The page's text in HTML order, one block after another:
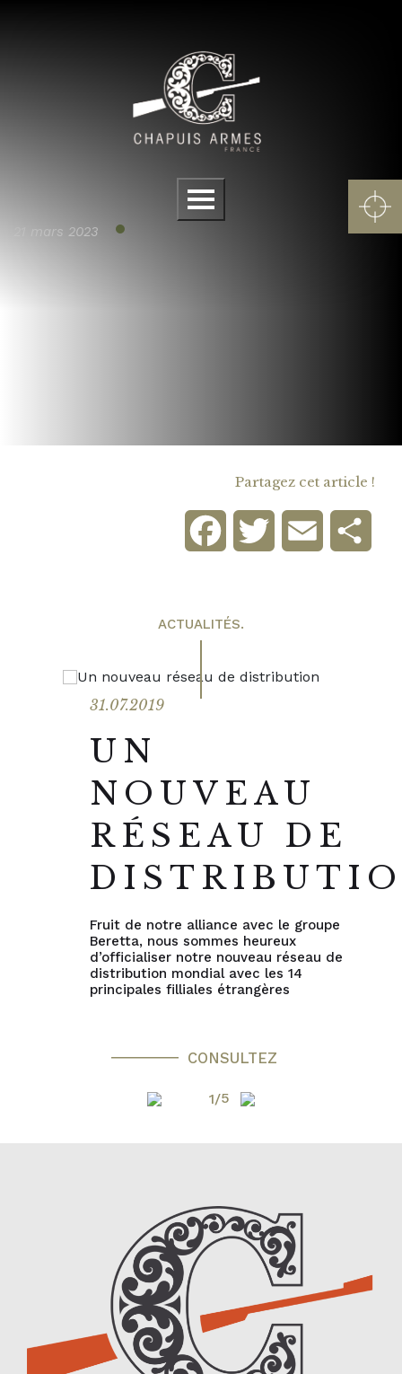
Menu
21 mars 2023
Partagez cet article !
FacebookTwitter Email
ACTUALITÉS.
31.07.2019
UN
NOUVEAU
RÉSEAU DE
Fruit de notre alliance avec le groupe
Beretta, nous sommes heureux
d’officialiser notre nouveau réseau de
distribution mondial avec les 14
principales filliales étrangères
CONSULTEZ